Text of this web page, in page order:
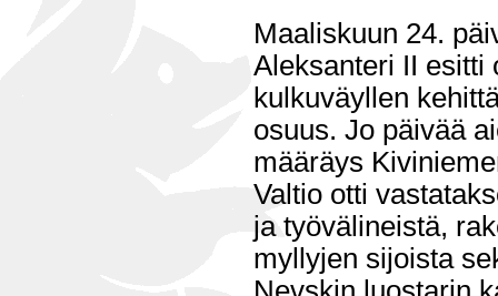
Maaliskuun 24.
Aleksanteri II esitti
kulkuväyllen
osuus. Jo päivää
määräys
Valtio otti
ja työvälineistä,
myllyjen sijoista